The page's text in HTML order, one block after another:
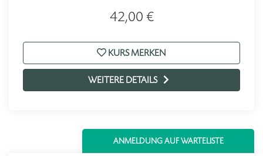
42,00 €
KURS MERKEN
WEITERE DETAILS
ANMELDUNG AUF WARTELISTE